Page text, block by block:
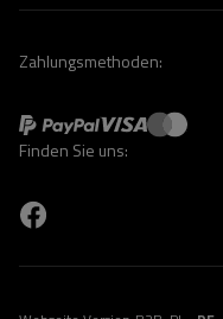
Zahlungsmethoden:
Finden Sie uns: